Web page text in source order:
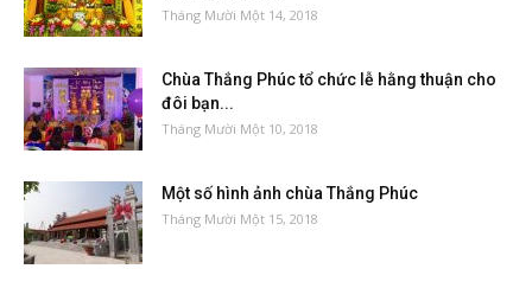
Tháng Mười Một 14, 2018
Chùa Thắng Phúc tổ chức lễ hằng thuận cho
đôi bạn...
Tháng Mười Một 10, 2018
Một số hình ảnh chùa Thắng Phúc
Tháng Mười Một 15, 2018